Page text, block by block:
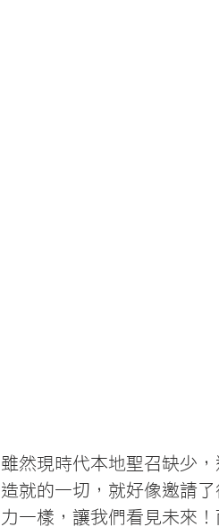
雖然現時代本地聖召缺少
造就的一切，就好像邀請
力一樣，讓我們看見未來